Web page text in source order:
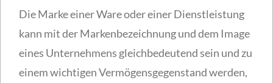
Die Marke einer Ware oder einer Dienstleistung
kann mit der Markenbezeichnung und dem Image
eines Unternehmens gleichbedeutend sein und zu
einem wichtigen Vermögensgegenstand werden,